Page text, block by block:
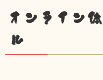
オンライン
ル